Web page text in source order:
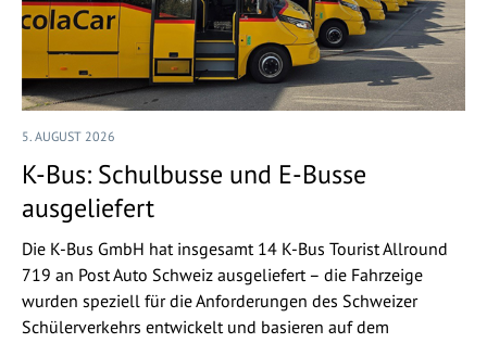
5. AUGUST 2026
K-Bus: Schulbusse und E-Busse
ausgeliefert
Die K-Bus GmbH hat insgesamt 14 K-Bus Tourist Allround
719 an Post Auto Schweiz ausgeliefert – die Fahrzeige
wurden speziell für die Anforderungen des Schweizer
Schülerverkehrs entwickelt und basieren auf dem